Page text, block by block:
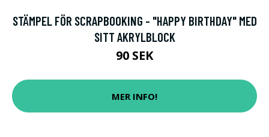
STÄMPEL FÖR SCRAPBOOKING - "HAPPY BIRTHDAY" MED
SITT AKRYLBLOCK
90 SEK
MER INFO!